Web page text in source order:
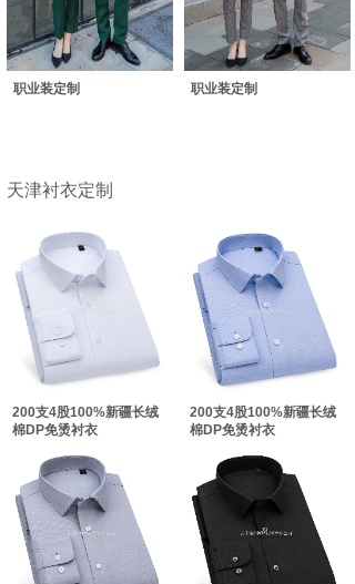
职业装定制 职业装定制
天津衬衣定制
200支4股100%新疆长绒
棉DP免烫衬衣
200支4股100%新疆长绒
棉DP免烫衬衣
双击此处添加文字
双击此处添加文字